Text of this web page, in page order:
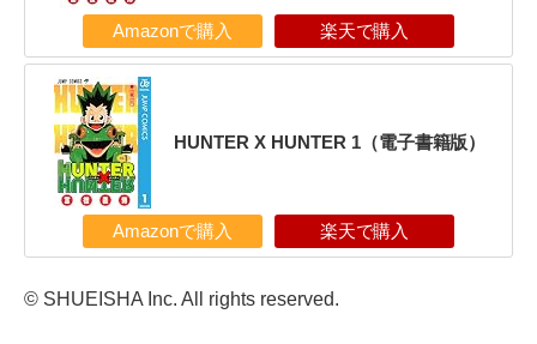
Amazonで購入 楽天で購入
HUNTER X HUNTER 1（電子書籍版）
Amazonで購入 楽天で購入
© SHUEISHA Inc. All rights reserved.